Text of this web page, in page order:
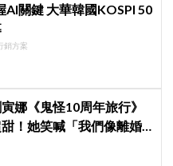
AI關鍵 大華韓國KOSPI 50
銷方案
娜《鬼怪10周年旅行》
！她笑喊「我們像離婚